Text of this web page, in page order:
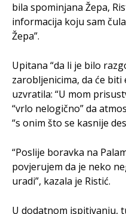
bila spominjana Žepa,
informacija koju sam
Žepa”.
Upitana “da li je bilo
zarobljenicima, da će biti
uzvratila: “U mom
“vrlo nelogično” da
“s onim što se kasnije
“Poslije boravka na
povjerujem da je neko
uradi”, kazala je Ristić.
U dodatnom ispitivanju,